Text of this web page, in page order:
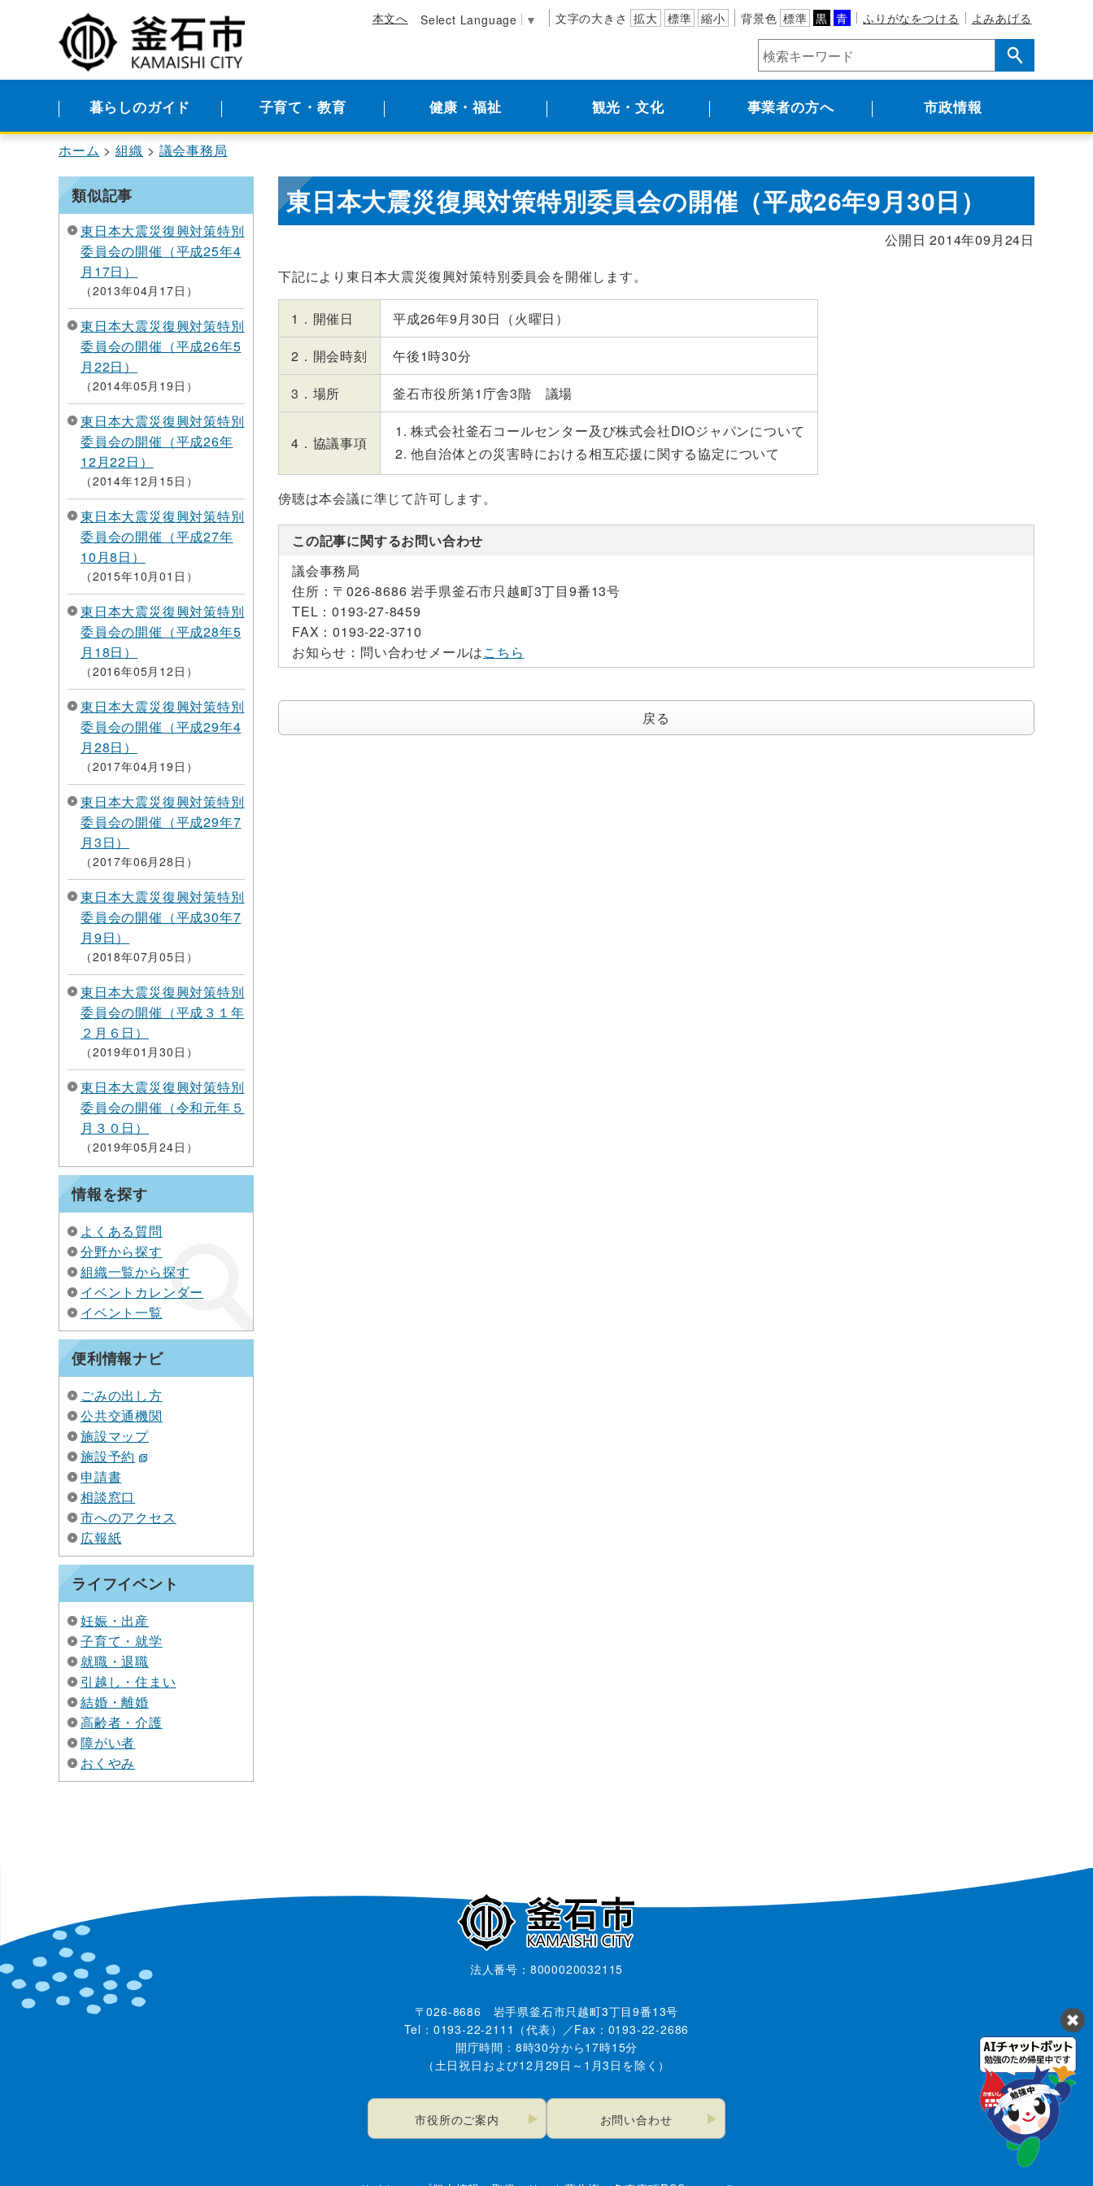
本文へ Select Language ▼ 文字の大きさ 拡大 標準 縮小 背景色 標準 黒 青 ふりがなをつける よみあげる
暮らしのガイド 子育て・教育 健康・福祉 観光・文化 事業者の方へ 市政情報
ホーム 組織 議会事務局
類似記事
東日本大震災復興対策特別
委員会の開催（平成25年4
月17日）
2013年04月17日
東日本大震災復興対策特別
委員会の開催（平成26年5
月22日）
2014年05月19日
東日本大震災復興対策特別
委員会の開催（平成26年
12月22日）
2014年12月15日
東日本大震災復興対策特別
委員会の開催（平成27年
10月8日）
2015年10月01日
東日本大震災復興対策特別
委員会の開催（平成28年5
月18日）
2016年05月12日
東日本大震災復興対策特別
委員会の開催（平成29年4
月28日）
2017年04月19日
東日本大震災復興対策特別
委員会の開催（平成29年7
月3日）
2017年06月28日
東日本大震災復興対策特別
委員会の開催（平成30年7
月9日）
2018年07月05日
東日本大震災復興対策特別
委員会の開催（平成３１年
２月６日）
2019年01月30日
東日本大震災復興対策特別
委員会の開催（令和元年５
月３０日）
2019年05月24日
情報を探す
よくある質問
分野から探す
組織一覧から探す
イベントカレンダー
イベント一覧
便利情報ナビ
ごみの出し方
公共交通機関
施設マップ
施設予約
申請書
相談窓口
市へのアクセス
広報紙
ライフイベント
妊娠・出産
子育て・就学
就職・退職
引越し・住まい
結婚・離婚
高齢者・介護
障がい者
おくやみ
東日本大震災復興対策特別委員会の開催（平成26年9月30日）
公開日 2014年09月24日
下記により東日本大震災復興対策特別委員会を開催します。
1．開催日
平成26年9月30日（火曜日）
2．開会時刻
午後1時30分
3．場所
釜石市役所第1庁舎3階 議場
4．協議事項
株式会社釜石コールセンター及び株式会社DIOジャパンについて
他自治体との災害時における相互応援に関する協定について
傍聴は本会議に準じて許可します。
この記事に関するお問い合わせ
議会事務局
住所： 〒026-8686 岩手県釜石市只越町3丁目9番13号
TEL：0193-27-8459
FAX：0193-22-3710
お知らせ： 問い合わせメールはこちら
戻る
法人番号：8000020032115
〒026-8686 岩手県釜石市只越町3丁目9番13号
Tel：0193-22-2111（代表）／Fax：0193-22-2686
開庁時間：8時30分から17時15分
（土日祝日および12月29日～1月3日を除く）
市役所のご案内 お問い合わせ